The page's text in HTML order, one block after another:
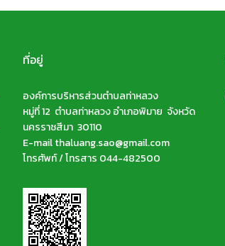
ที่อยู่
องค์การบริหารส่วนตำบลท่าหลวง
หมู่ที่ 12 ตำบลท่าหลวง อำเภอพิมาย จังหวัด
นครราชสีมา 30110
E-mail thaluang.sao@gmail.com
โทรศัพท์ / โทรสาร 044-482500